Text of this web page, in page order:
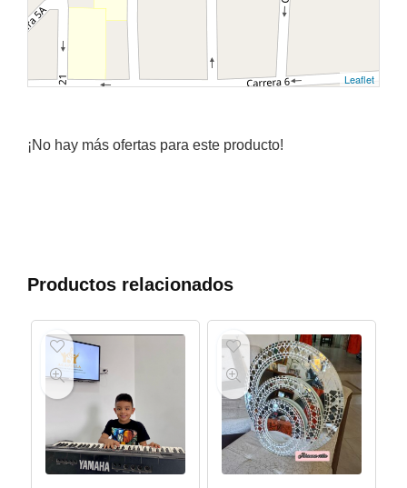
Leaflet
¡No hay más ofertas para este producto!
Productos relacionados